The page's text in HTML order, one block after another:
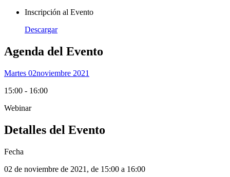
Inscripción al Evento
Descargar
Agenda del Evento
Martes 02Noviembre 2021
15:00 - 16:00
Webinar
Detalles del Evento
Fecha
02 de noviembre de 2021 , de 15:00 a 16:00